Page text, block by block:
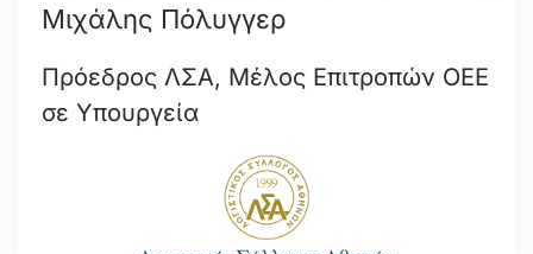
Μιχάλης Πόλυγγερ
Πρόεδρος ΛΣΑ, Μέλος Επιτροπών ΟΕΕ
σε Υπουργεία